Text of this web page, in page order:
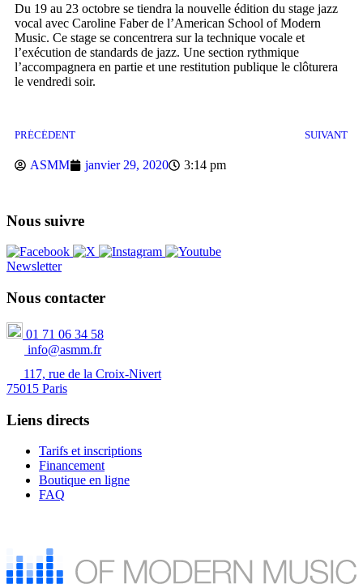
Du 19 au 23 octobre se tiendra la nouvelle édition du stage jazz
vocal avec Caroline Faber de l’American School of Modern
Music. Ce stage se concentrera sur la technique vocale et
l’exécution de standards de jazz. Une section rythmique
l’accompagnera en partie et une restitution publique le clôturera
le vendredi soir.
PRÉCÉDENT SUIVANT
ASMM janvier 29, 2020 3:14 pm
Nous suivre
Newsletter
Nous contacter
01 71 06 34 58
info@asmm.fr
117, rue de la Croix-Nivert
75015 Paris
Liens directs
Tarifs et inscriptions
Financement
Boutique en ligne
FAQ